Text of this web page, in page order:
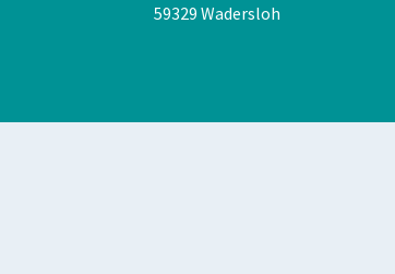
59329 Wadersloh